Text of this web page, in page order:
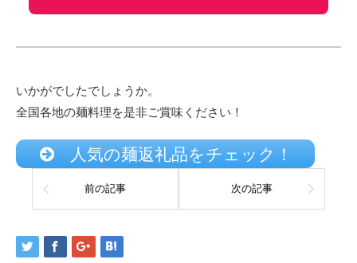
いかがでしたでしょうか。
全国各地の麺料理を是非ご賞味ください！
人気の麺返礼品をチェック！
前の記事 次の記事